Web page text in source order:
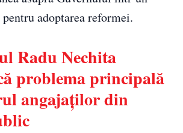
adoptarea reformei.
Radu Nechita
problema principală
angajaților din